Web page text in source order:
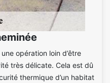
opération loin d’être
très délicate. Cela est dû
thermique d’un habitat